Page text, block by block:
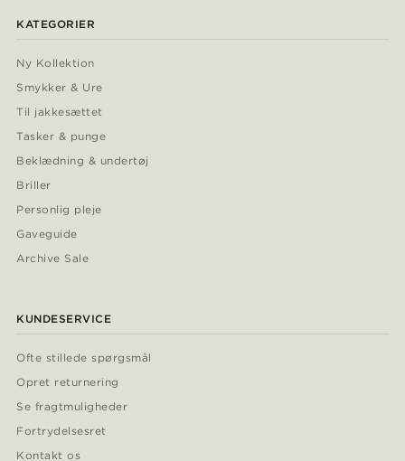
KATEGORIER
Ny Kollektion
Smykker & Ure
Til jakkesættet
Tasker & punge
Beklædning & undertøj
Briller
Personlig pleje
Gaveguide
Archive Sale
KUNDESERVICE
Ofte stillede spørgsmål
Opret returnering
Se fragtmuligheder
Fortrydelsesret
Kontakt os